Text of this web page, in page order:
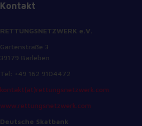
Kontakt
RETTUNGSNETZWERK e.V.
Gartenstraße 3
39179 Barleben
Tel: +49 162 9104472
kontakt(at)rettungsnetzwerk.com
www.rettungsnetzwerk.com
Deutsche Skatbank